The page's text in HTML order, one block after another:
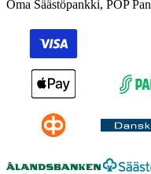
Oma Säästöpankki, POP